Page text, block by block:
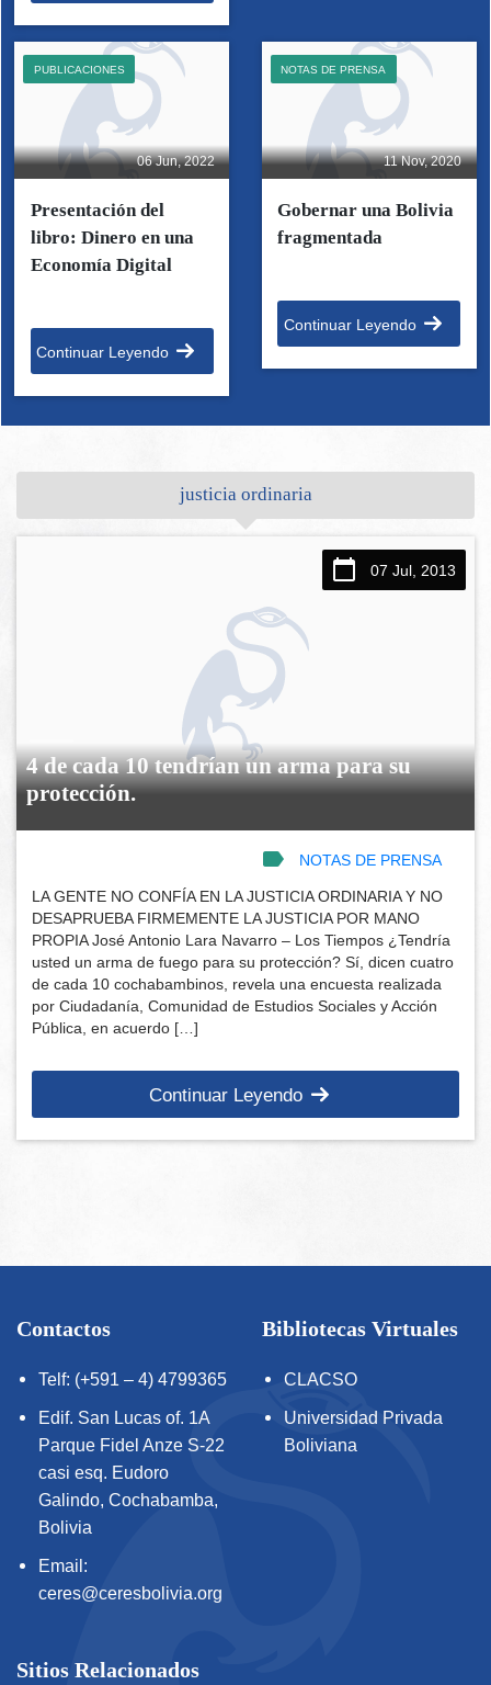
06 Jun, 2022
PUBLICACIONES
Presentación del
libro: Dinero en una
Economía Digital
Continuar Leyendo
11 Nov, 2020
NOTAS DE PRENSA
Gobernar una Bolivia
fragmentada
Continuar Leyendo
justicia ordinaria
07 Jul, 2013
4 de cada 10 tendrían un arma para su
protección.
NOTAS DE PRENSA
LA GENTE NO CONFÍA EN LA JUSTICIA ORDINARIA Y NO
DESAPRUEBA FIRMEMENTE LA JUSTICIA POR MANO
PROPIA José Antonio Lara Navarro – Los Tiempos ¿Tendría
usted un arma de fuego para su protección? Sí, dicen cuatro
de cada 10 cochabambinos, revela una encuesta realizada
por Ciudadanía, Comunidad de Estudios Sociales y Acción
Pública, en acuerdo […]
Continuar Leyendo
Contactos
Telf: (+591 – 4) 4799365
Edif. San Lucas of. 1A
Parque Fidel Anze S-22
casi esq. Eudoro
Galindo, Cochabamba,
Bolivia
Email:
ceres@ceresbolivia.org
Bibliotecas Virtuales
CLACSO
Universidad Privada
Boliviana
Sitios Relacionados